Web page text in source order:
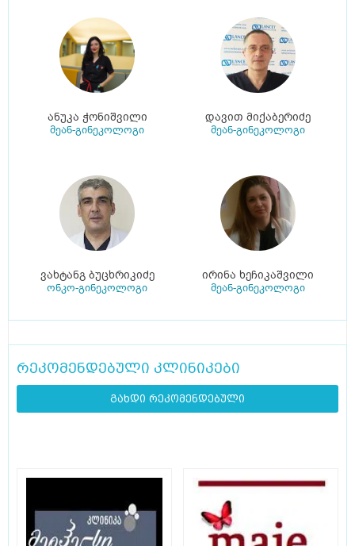
ანუკა ჭონიშვილი
მეან-გინეკოლოგი
დავით მიქაბერიძე
მეან-გინეკოლოგი
ვახტანგ ბუცხრიკიძე
ონკო-გინეკოლოგი
ირინა ხეჩიკაშვილი
მეან-გინეკოლოგი
რეკომენდებული კლინიკები
გახდი რეკომენდებული